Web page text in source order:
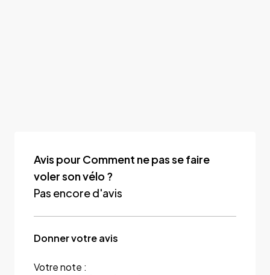
Avis pour Comment ne pas se faire
voler son vélo ?
Pas encore d'avis
Donner votre avis
Votre note :